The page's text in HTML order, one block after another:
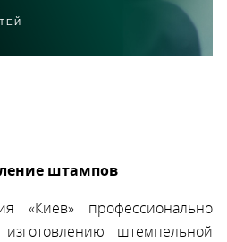
штампов
«Киев» профессионально
штемпельной